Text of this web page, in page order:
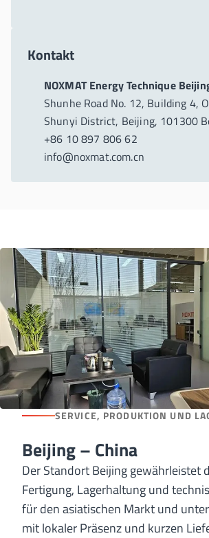
Kontakt
NOXMAT Energy Technique
Shunhe Road No. 12, Building 4,
Shunyi District, Beijing, 101300
+86 10 897 806 62
info@noxmat.com.cn
SERVICE, PRODUKTION UND
Beijing – China
Der Standort Beijing gewährleistet
Fertigung, Lagerhaltung und
für den asiatischen Markt und
mit lokaler Präsenz und kurzen